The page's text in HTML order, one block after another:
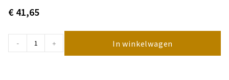
€ 41,65
- + In winkelwagen